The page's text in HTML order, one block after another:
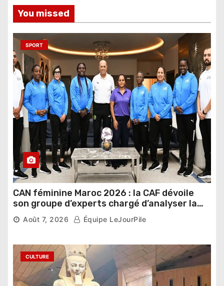
You missed
SPORT
CAN féminine Maroc 2026 : la CAF dévoile
son groupe d’experts chargé d’analyser la
compétition
Août 7, 2026 Équipe LeJourPile
CULTURE